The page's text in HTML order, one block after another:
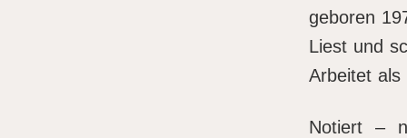
geboren
Liest und
Arbeitet als
Notiert –